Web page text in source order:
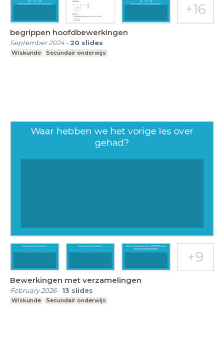
begrippen hoofdbewerkingen
September 2024- 20 slides
Wiskunde Secundair onderwijs
Bewerkingen met verzamelingen
February 2026- 13 slides
Wiskunde Secundair onderwijs